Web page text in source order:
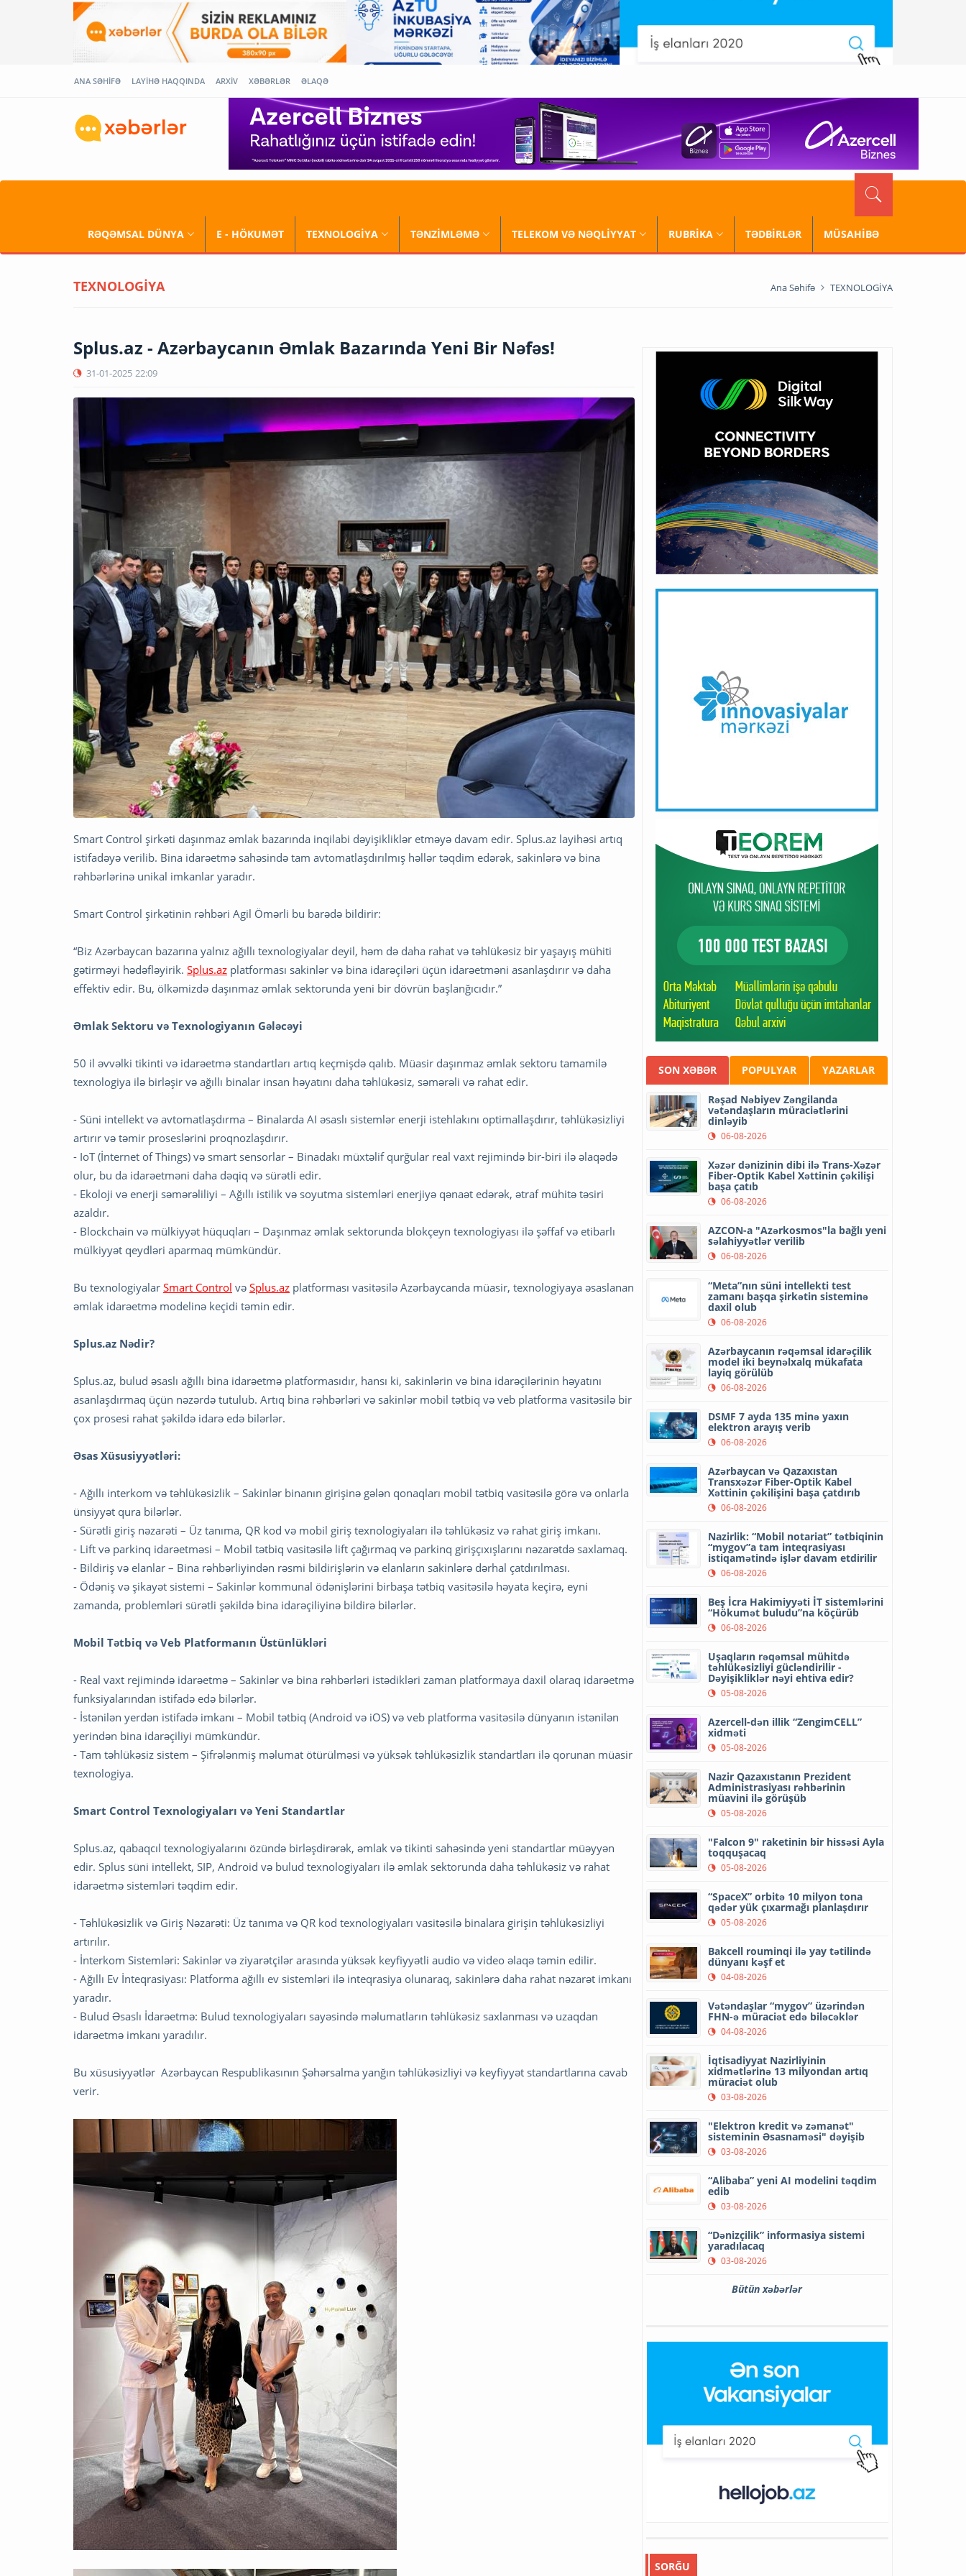
ANA SƏHİFƏ LAYİHƏ HAQQINDA ARXİV XƏBƏRLƏR ƏLAQƏ
RƏQƏMSAL DÜNYA E - HÖKUMƏT TEXNOLOGİYA TƏNZİMLƏMƏ TELEKOM VƏ NƏQLİYYAT RUBRİKA TƏDBİRLƏR MÜSAHİBƏ
TEXNOLOGİYA Ana Səhifə TEXNOLOGİYA
Splus.az - Azərbaycanın Əmlak Bazarında Yeni Bir Nəfəs!
31-01-2025 22:09
Smart Control şirkəti daşınmaz əmlak bazarında inqilabi dəyişikliklər etməyə davam edir. Splus.az layihəsi artıq
istifadəyə verilib. Bina idarəetmə sahəsində tam avtomatlaşdırılmış həllər təqdim edərək, sakinlərə və bina
rəhbərlərinə unikal imkanlar yaradır.
Smart Control şirkətinin rəhbəri Agil Ömərli bu barədə bildirir:
“Biz Azərbaycan bazarına yalnız ağıllı texnologiyalar deyil, həm də daha rahat və təhlükəsiz bir yaşayış mühiti
gətirməyi hədəfləyirik. Splus.az platforması sakinlər və bina idarəçiləri üçün idarəetməni asanlaşdırır və daha
effektiv edir. Bu, ölkəmizdə daşınmaz əmlak sektorunda yeni bir dövrün başlanğıcıdır.”
Əmlak Sektoru və Texnologiyanın Gələcəyi
50 il əvvəlki tikinti və idarəetmə standartları artıq keçmişdə qalıb. Müasir daşınmaz əmlak sektoru tamamilə
texnologiya ilə birləşir və ağıllı binalar insan həyatını daha təhlükəsiz, səmərəli və rahat edir.
- Süni intellekt və avtomatlaşdırma – Binalarda AI əsaslı sistemlər enerji istehlakını optimallaşdırır, təhlükəsizliyi
artırır və təmir proseslərini proqnozlaşdırır.
- IoT (İnternet of Things) və smart sensorlar – Binadakı müxtəlif qurğular real vaxt rejimində bir-biri ilə əlaqədə
olur, bu da idarəetməni daha dəqiq və sürətli edir.
- Ekoloji və enerji səmərəliliyi – Ağıllı istilik və soyutma sistemləri enerjiyə qənaət edərək, ətraf mühitə təsiri
azaldır.
- Blockchain və mülkiyyət hüquqları – Daşınmaz əmlak sektorunda blokçeyn texnologiyası ilə şəffaf və etibarlı
mülkiyyət qeydləri aparmaq mümkündür.
Bu texnologiyalar Smart Control və Splus.az platforması vasitəsilə Azərbaycanda müasir, texnologiyaya əsaslanan
əmlak idarəetmə modelinə keçidi təmin edir.
Splus.az Nədir?
Splus.az, bulud əsaslı ağıllı bina idarəetmə platformasıdır, hansı ki, sakinlərin və bina idarəçilərinin həyatını
asanlaşdırmaq üçün nəzərdə tutulub. Artıq bina rəhbərləri və sakinlər mobil tətbiq və veb platforma vasitəsilə bir
çox prosesi rahat şəkildə idarə edə bilərlər.
Əsas Xüsusiyyətləri:
- Ağıllı interkom və təhlükəsizlik – Sakinlər binanın girişinə gələn qonaqları mobil tətbiq vasitəsilə görə və onlarla
ünsiyyət qura bilərlər.
- Sürətli giriş nəzarəti – Üz tanıma, QR kod və mobil giriş texnologiyaları ilə təhlükəsiz və rahat giriş imkanı.
- Lift və parkinq idarəetməsi – Mobil tətbiq vasitəsilə lift çağırmaq və parkinq girişçıxışlarını nəzarətdə saxlamaq.
- Bildiriş və elanlar – Bina rəhbərliyindən rəsmi bildirişlərin və elanların sakinlərə dərhal çatdırılması.
- Ödəniş və şikayət sistemi – Sakinlər kommunal ödənişlərini birbaşa tətbiq vasitəsilə həyata keçirə, eyni
zamanda, problemləri sürətli şəkildə bina idarəçiliyinə bildirə bilərlər.
Mobil Tətbiq və Veb Platformanın Üstünlükləri
- Real vaxt rejimində idarəetmə – Sakinlər və bina rəhbərləri istədikləri zaman platformaya daxil olaraq idarəetmə
funksiyalarından istifadə edə bilərlər.
- İstənilən yerdən istifadə imkanı – Mobil tətbiq (Android və iOS) və veb platforma vasitəsilə dünyanın istənilən
yerindən bina idarəçiliyi mümkündür.
- Tam təhlükəsiz sistem – Şifrələnmiş məlumat ötürülməsi və yüksək təhlükəsizlik standartları ilə qorunan müasir
texnologiya.
Smart Control Texnologiyaları və Yeni Standartlar
Splus.az, qabaqcıl texnologiyalarını özündə birləşdirərək, əmlak və tikinti sahəsində yeni standartlar müəyyən
edir. Splus süni intellekt, SIP, Android və bulud texnologiyaları ilə əmlak sektorunda daha təhlükəsiz və rahat
idarəetmə sistemləri təqdim edir.
- Təhlükəsizlik və Giriş Nəzarəti: Üz tanıma və QR kod texnologiyaları vasitəsilə binalara girişin təhlükəsizliyi
artırılır.
- İnterkom Sistemləri: Sakinlər və ziyarətçilər arasında yüksək keyfiyyətli audio və video əlaqə təmin edilir.
- Ağıllı Ev İnteqrasiyası: Platforma ağıllı ev sistemləri ilə inteqrasiya olunaraq, sakinlərə daha rahat nəzarət imkanı
yaradır.
- Bulud Əsaslı İdarəetmə: Bulud texnologiyaları sayəsində məlumatların təhlükəsiz saxlanması və uzaqdan
idarəetmə imkanı yaradılır.
Bu xüsusiyyətlər Azərbaycan Respublikasının Şəhərsalma yanğın təhlükəsizliyi və keyfiyyət standartlarına cavab
verir.
SON XƏBƏR POPULYAR YAZARLAR
Rəşad Nəbiyev Zəngilanda
vətəndaşların müraciətlərini
dinləyib
06-08-2026
Xəzər dənizinin dibi ilə Trans-Xəzər
Fiber-Optik Kabel Xəttinin çəkilişi
başa çatıb
06-08-2026
AZCON-a "Azərkosmos"la bağlı yeni
səlahiyyətlər verilib
06-08-2026
“Meta”nın süni intellekti test
zamanı başqa şirkətin sisteminə
daxil olub
06-08-2026
Azərbaycanın rəqəmsal idarəçilik
model iki beynəlxalq mükafata
layiq görülüb
06-08-2026
DSMF 7 ayda 135 minə yaxın
elektron arayış verib
06-08-2026
Azərbaycan və Qazaxıstan
Transxəzər Fiber-Optik Kabel
Xəttinin çəkilişini başa çatdırıb
06-08-2026
Nazirlik: “Mobil notariat” tətbiqinin
“mygov”a tam inteqrasiyası
istiqamətində işlər davam etdirilir
06-08-2026
Beş İcra Hakimiyyəti İT sistemlərini
“Hökumət buludu”na köçürüb
06-08-2026
Uşaqların rəqəmsal mühitdə
təhlükəsizliyi gücləndirilir -
Dəyişikliklər nəyi ehtiva edir?
05-08-2026
Azercell-dən illik “ZengimCELL”
xidməti
05-08-2026
Nazir Qazaxıstanın Prezident
Administrasiyası rəhbərinin
müavini ilə görüşüb
05-08-2026
"Falcon 9" raketinin bir hissəsi Ayla
toqquşacaq
05-08-2026
“SpaceX” orbitə 10 milyon tona
qədər yük çıxarmağı planlaşdırır
05-08-2026
Bakcell rouminqi ilə yay tətilində
dünyanı kəşf et
04-08-2026
Vətəndaşlar “mygov” üzərindən
FHN-ə müraciət edə biləcəklər
04-08-2026
İqtisadiyyat Nazirliyinin
xidmətlərinə 13 milyondan artıq
müraciət olub
03-08-2026
"Elektron kredit və zəmanət"
sisteminin Əsasnaməsi" dəyişib
03-08-2026
“Alibaba” yeni AI modelini təqdim
edib
03-08-2026
“Dənizçilik” informasiya sistemi
yaradılacaq
03-08-2026
Bütün xəbərlər
SORĞU